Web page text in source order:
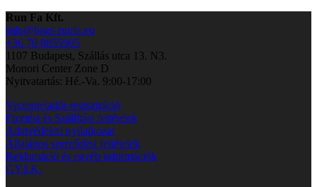
Run Fa Kft.
info@bags-runfa.eu
+36 70 8855905
1107 Budapest, Szállás utca 13. N3.
Monori Center Zone D
Nyitvatartás: Hé.-Va. 9:00-17:00
Viszonteladói regisztráció
Fizetési és Szállítási feltételek
Adatvédelmi nyilatkozat
Általános szerződési feltételek
Reklamáció és egyéb információk
GY.I.K.